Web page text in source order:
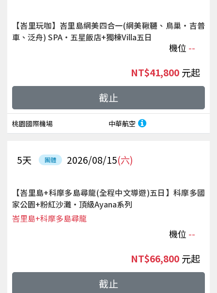
【峇里玩咖】峇里島網美四合一(網美鞦韆、鳥巢‧吉普
車、泛舟) SPA‧五星飯店+獨棟Villa五日
機位 --
桃園國際機場 中華航空
NT$41,800 起
截止
團體 2026/08/15(六)
5天
【峇里島+科摩多島尋龍(全程中文導遊)五日】科摩多國
家公園+粉紅沙灘‧頂級Ayana系列
機位 --
峇里島+科摩多島尋龍
NT$66,800 起
截止